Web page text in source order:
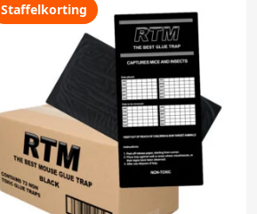
Staffelkorting